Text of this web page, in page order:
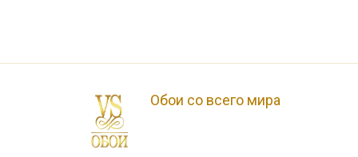
Обои со всего мира